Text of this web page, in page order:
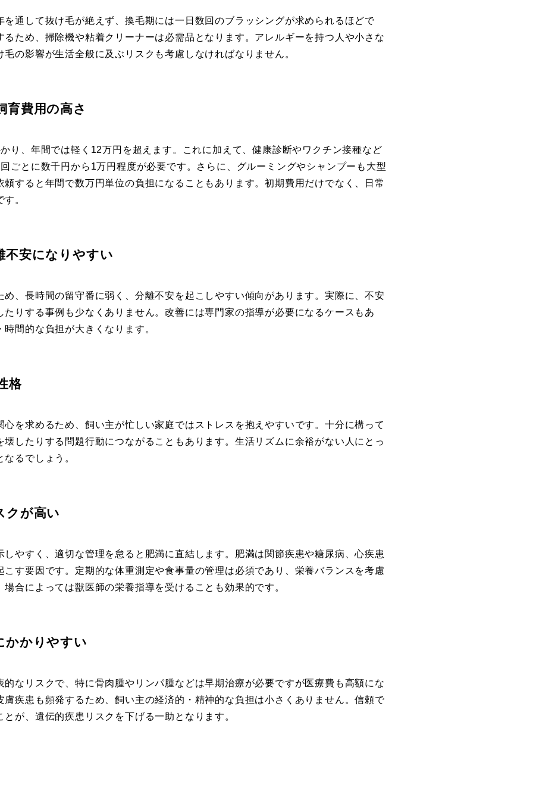
を通して抜け毛が絶えず、換毛期には一日数回のブラッシングが求められるほどで
るため、掃除機や粘着クリーナーは必需品となります。アレルギーを持つ人や小さな
の影響が生活全般に及ぶリスクも考慮しなければなりません。
費用の高さ
り、年間では軽く12万円を超えます。これに加えて、健康診断やワクチン接種など
ごとに数千円から1万円程度が必要です。さらに、グルーミングやシャンプーも大型
頼すると年間で数万円単位の負担になることもあります。初期費用だけでなく、日常
。
安になりやすい
め、長時間の留守番に弱く、分離不安を起こしやすい傾向があります。実際に、不安
たりする事例も少なくありません。改善には専門家の指導が必要になるケースもあ
間的な負担が大きくなります。
格
を求めるため、飼い主が忙しい家庭ではストレスを抱えやすいです。十分に構って
壊したりする問題行動につながることもあります。生活リズムに余裕がない人にとっ
るでしょう。
クが高い
やすく、適切な管理を怠ると肥満に直結します。肥満は関節疾患や糖尿病、心疾患
こす要因です。定期的な体重測定や食事量の管理は必須であり、栄養バランスを考慮
合によっては獣医師の栄養指導を受けることも効果的です。
かかりやすい
的なリスクで、特に骨肉腫やリンパ腫などは早期治療が必要ですが医療費も高額にな
膚疾患も頻発するため、飼い主の経済的・精神的な負担は小さくありません。信頼で
が、遺伝的疾患リスクを下げる一助となります。